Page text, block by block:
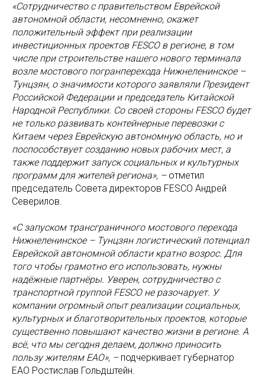
«Сотрудничество с правительством Еврейской
автономной области, несомненно, окажет
положительный эффект при реализации
инвестиционных проектов FESCO в регионе, в том
числе при строительстве нашего нового терминала
возле мостового погранперехода Нижнеленинское –
Тунцзян, о значимости которого заявляли Президент
Российской Федерации и председатель Китайской
Народной Республики. Со своей стороны FESCO будет
не только развивать контейнерные перевозки с
Китаем через Еврейскую автономную область, но и
поспособствует созданию новых рабочих мест, а
также поддержит запуск социальных и культурных
программ для жителей региона», – отметил
председатель Совета директоров FESCO Андрей
Северилов.
«С запуском трансграничного мостового перехода
Нижнеленинское – Тунцзян логистический потенциал
Еврейской автономной области кратно возрос. Для
того чтобы грамотно его использовать, нужны
надёжные партнёры. Уверен, сотрудничество с
транспортной группой FESCO не разочарует. У
компании огромный опыт реализации социальных,
культурных и благотворительных проектов, которые
существенно повышают качество жизни в регионе. А
всё, что мы сегодня делаем, должно приносить
пользу жителям ЕАО», – подчеркивает губернатор
ЕАО Ростислав Гольдштейн.